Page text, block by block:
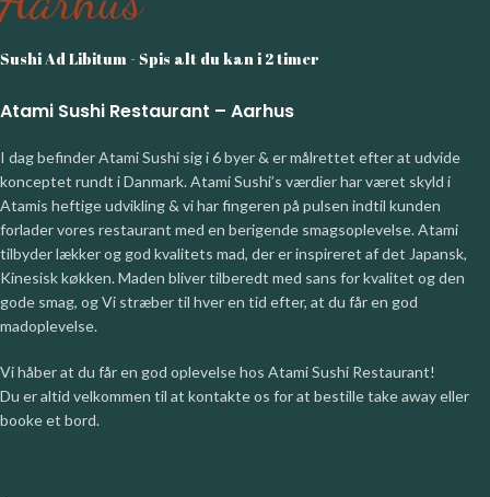
Sushi Ad Libitum - Spis alt du kan i 2 timer
Atami Sushi Restaurant – Aarhus
I dag befinder Atami Sushi sig i 6 byer & er målrettet efter at udvide
konceptet rundt i Danmark. Atami Sushi’s værdier har været skyld i
Atamis heftige udvikling & vi har fingeren på pulsen indtil kunden
forlader vores restaurant med en berigende smagsoplevelse. Atami
tilbyder lækker og god kvalitets mad, der er inspireret af det Japansk,
Kinesisk køkken. Maden bliver tilberedt med sans for kvalitet og den
gode smag, og Vi stræber til hver en tid efter, at du får en god
madoplevelse.
Vi håber at du får en god oplevelse hos Atami Sushi Restaurant!
Du er altid velkommen til at kontakte os for at bestille take away eller
booke et bord.